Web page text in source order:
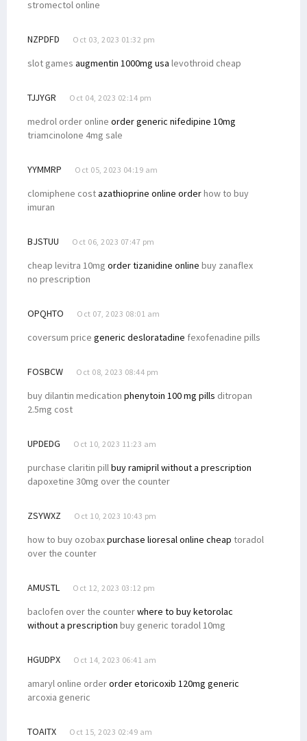
stromectol online
NZPDFD Oct 03, 2023 01:32 pm
slot games augmentin 1000mg usa levothroid cheap
TJJYGR Oct 04, 2023 02:14 pm
medrol order online order generic nifedipine 10mg
triamcinolone 4mg sale
YYMMRP Oct 05, 2023 04:19 am
clomiphene costazathioprine online orderhow to buy
imuran
BJSTUU Oct 06, 2023 07:47 pm
cheap levitra 10mg order tizanidine online buy zanaflex
no prescription
OPQHTO Oct 07, 2023 08:01 am
coversum price generic desloratadine fexofenadine pills
FOSBCW Oct 08, 2023 08:44 pm
buy dilantin medication phenytoin 100 mg pills ditropan
2.5mg cost
UPDEDG Oct 10, 2023 11:23 am
purchase claritin pillbuy ramipril without a prescription
dapoxetine 30mg over the counter
ZSYWXZ Oct 10, 2023 10:43 pm
how to buy ozobaxpurchase lioresal online cheap toradol
over the counter
AMUSTL Oct 12, 2023 03:12 pm
baclofen over the counterwhere to buy ketorolac
without a prescription buy generic toradol 10mg
HGUDPX Oct 14, 2023 06:41 am
amaryl online orderorder etoricoxib 120mg generic
arcoxia generic
TOAITX Oct 15, 2023 02:49 am